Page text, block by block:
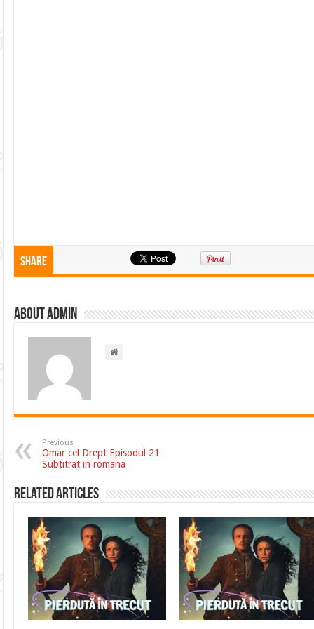
Share
About admin
Previous
Omar cel Drept Episodul 21
Subtitrat in romana
Related Articles